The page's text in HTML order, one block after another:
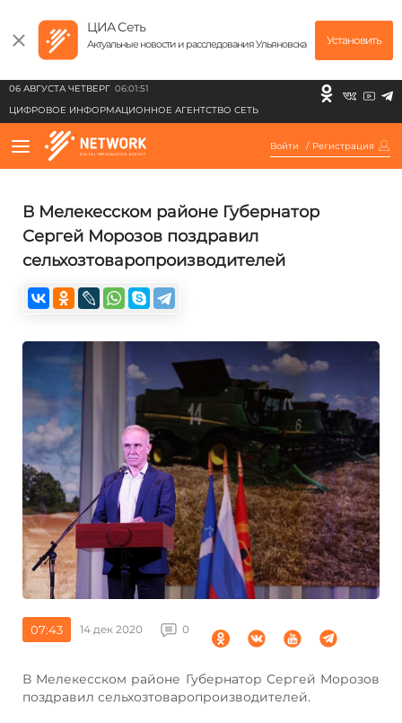
ЦИА Сеть
Актуальные новости и расследования Ульяновска Установить
06 АВГУСТА ЧЕТВЕРГ 06:01:51
ЦИФРОВОЕ ИНФОРМАЦИОННОЕ АГЕНТСТВО СЕТЬ
Войти / Регистрация
В Мелекесском районе Губернатор
Сергей Морозов поздравил
сельхозтоваропроизводителей
07:43 14 дек 2020 0
В Мелекесском районе Губернатор Сергей Морозов
поздравил сельхозтоваропроизводителей.